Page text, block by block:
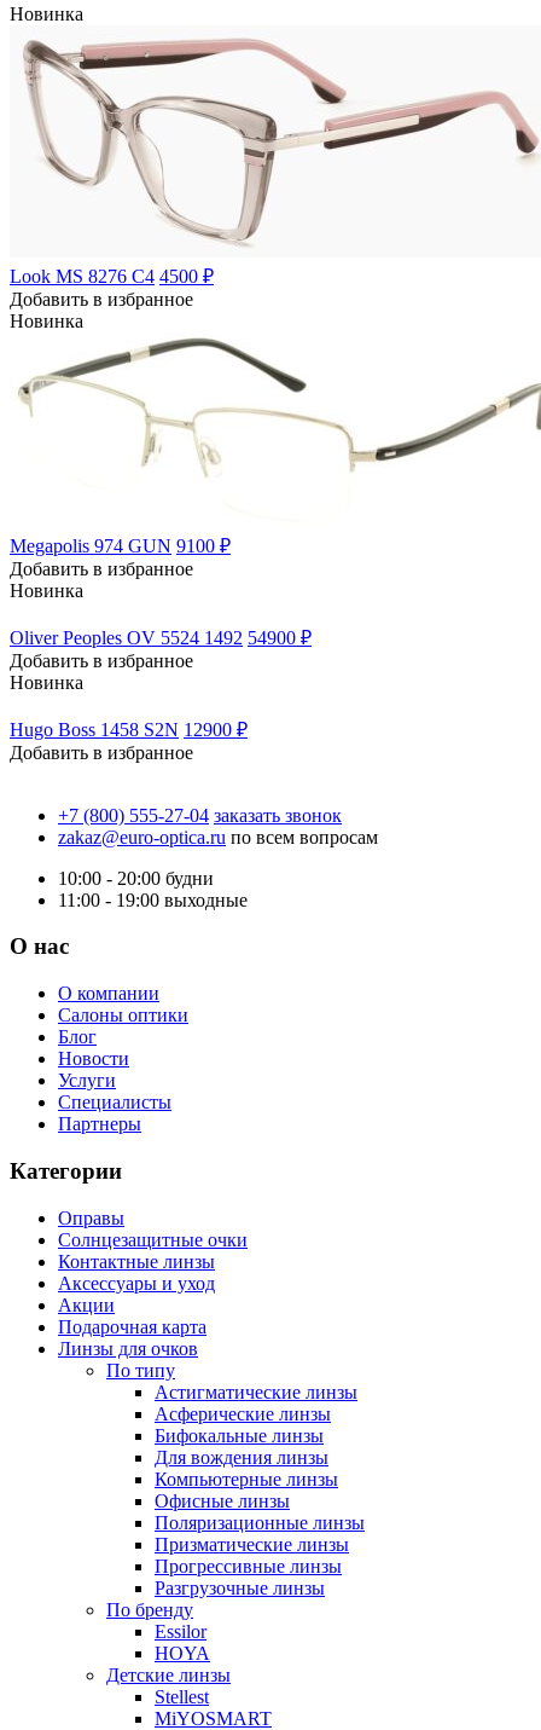
Новинка
Look MS 8276 C4 4500 ₽
Добавить в избранное
Новинка
Megapolis 974 GUN 9100 ₽
Добавить в избранное
Новинка
Oliver Peoples OV 5524 1492 54900 ₽
Добавить в избранное
Новинка
Hugo Boss 1458 S2N 12900 ₽
Добавить в избранное
+7 (800) 555-27-04 заказать звонок
zakaz@euro-optica.ru по всем вопросам
10:00 - 20:00 будни
11:00 - 19:00 выходные
О нас
О компании
Салоны оптики
Блог
Новости
Услуги
Специалисты
Партнеры
Категории
Оправы
Солнцезащитные очки
Контактные линзы
Аксессуары и уход
Акции
Подарочная карта
Линзы для очков
По типу
Астигматические линзы
Асферические линзы
Бифокальные линзы
Для вождения линзы
Компьютерные линзы
Офисные линзы
Поляризационные линзы
Призматические линзы
Прогрессивные линзы
Разгрузочные линзы
По бренду
Essilor
HOYA
Детские линзы
Stellest
MiYOSMART